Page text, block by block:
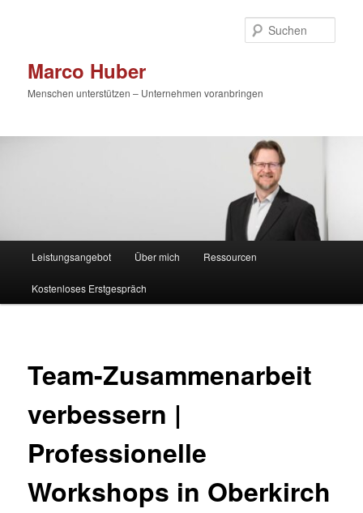
Marco Huber
Menschen unterstützen – Unternehmen voranbringen
Leistungsangebot Über mich Ressourcen
Kostenloses Erstgespräch
Team-Zusammenarbeit
verbessern |
Professionelle
Workshops in Oberkirch